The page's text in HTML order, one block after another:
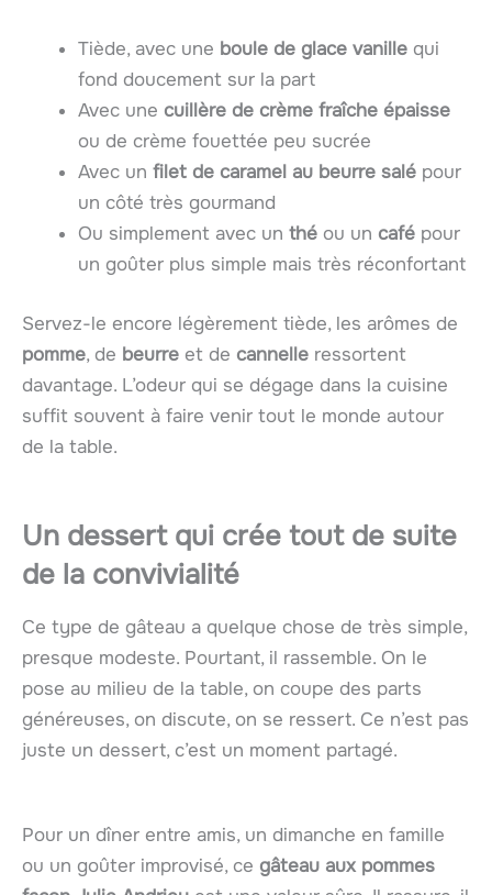
Tiède, avec une boule de glace vanille qui
fond doucement sur la part
Avec une cuillère de crème fraîche épaisse
ou de crème fouettée peu sucrée
Avec un filet de caramel au beurre salé pour
un côté très gourmand
Ou simplement avec un thé ou un café pour
un goûter plus simple mais très réconfortant
Servez-le encore légèrement tiède, les arômes de
pomme, de beurre et de cannelle ressortent
davantage. L’odeur qui se dégage dans la cuisine
suffit souvent à faire venir tout le monde autour
de la table.
Un dessert qui crée tout de suite
de la convivialité
Ce type de gâteau a quelque chose de très simple,
presque modeste. Pourtant, il rassemble. On le
pose au milieu de la table, on coupe des parts
généreuses, on discute, on se ressert. Ce n’est pas
juste un dessert, c’est un moment partagé.
Pour un dîner entre amis, un dimanche en famille
ou un goûter improvisé, ce gâteau aux pommes